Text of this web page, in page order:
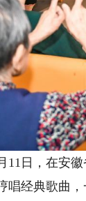
日，在安徽
唱经典歌曲